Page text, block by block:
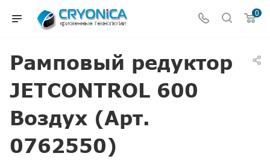
0
Рамповый редуктор
JETCONTROL 600
Воздух (Арт.
0762550)